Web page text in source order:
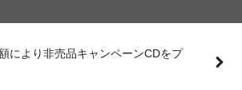
により非売品キャンペーンCDをプ